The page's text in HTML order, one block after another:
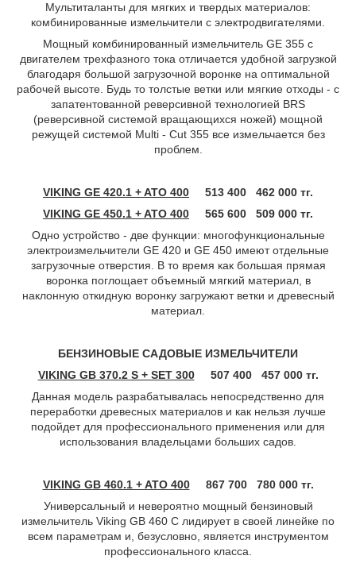
Мультиталанты для мягких и твердых материалов:
комбинированные измельчители с электродвигателями.
Мощный комбинированный измельчитель GE 355 с
двигателем трехфазного тока отличается удобной загрузкой
благодаря большой загрузочной воронке на оптимальной
рабочей высоте. Будь то толстые ветки или мягкие отходы - с
запатентованной реверсивной технологией BRS
(реверсивной системой вращающихся ножей) мощной
режущей системой Multi - Cut 355 все измельчается без
проблем.
VIKING GE 420.1 + ATO 400 513 400 462 000 тг.
VIKING GE 450.1 + ATO 400 565 600 509 000 тг.
Одно устройство - две функции: многофункциональные
электроизмельчители GE 420 и GE 450 имеют отдельные
загрузочные отверстия. В то время как большая прямая
воронка поглощает объемный мягкий материал, в
наклонную откидную воронку загружают ветки и древесный
материал.
БЕНЗИНОВЫЕ САДОВЫЕ ИЗМЕЛЬЧИТЕЛИ
VIKING GB 370.2 S + SET 300507 400 457 000 тг.
Данная модель разрабатывалась непосредственно для
переработки древесных материалов и как нельзя лучше
подойдет для профессионального применения или для
использования владельцами больших садов.
VIKING GB 460.1 + ATO 400867 700 780 000 тг.
Универсальный и невероятно мощный бензиновый
измельчитель Viking GB 460 C лидирует в своей линейке по
всем параметрам и, безусловно, является инструментом
профессионального класса.